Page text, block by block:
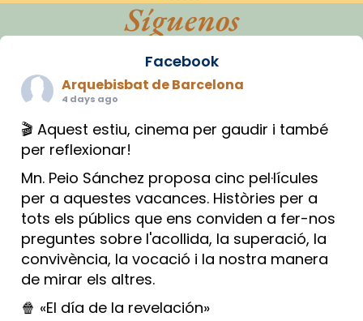
Síguenos
Facebook
Arquebisbat de Barcelona
4 days ago
🎬 Aquest estiu, cinema per gaudir i també
per reflexionar!
Mn. Peio Sánchez proposa cinc pel·lícules
per a aquestes vacances. Històries per a
tots els públics que ens conviden a fer-nos
preguntes sobre l'acollida, la superació, la
convivència, la vocació i la nostra manera
de mirar els altres.
🍿 «El día de la revelación»